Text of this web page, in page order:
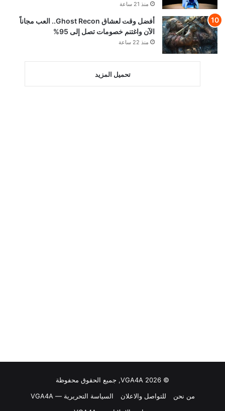
منذ 21 ساعة
أفضل وقت لعشاق Ghost Recon.. العب مجاناً
الآن واغتنم خصومات تصل إلى 95%
منذ 22 ساعة
تحميل المزيد
© VGA4A 2026, جميع الحقوق محفوظة
من نحن
للتواصل والاعلان
السياسة التحريرية — VGA4A